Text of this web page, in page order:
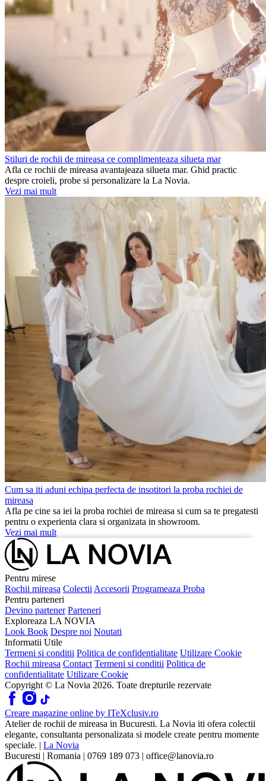
Stiluri de rochii de mireasa ce complimenteaza silueta mar
Afla ce rochii de mireasa avantajeaza silueta mar. Ghid practic
despre croieli, probe si personalizare la La Novia.
Vezi mai mult
Cum sa iti aduni echipa perfecta de insotitori la proba rochiei de
mireasa
Afla pe cine sa iei la proba rochiei de mireasa si cum sa te pregatesti
pentru o experienta clara si organizata in showroom.
Vezi mai mult
Pentru mirese
Rochii mireasa ColectiiAccesorii Programeaza Proba
Pentru parteneri
Devino partener Parteneri
Exploreaza LA NOVIA
Look Book Despre noi Noutati
Informatii Utile
Termeni si conditii Politica de confidentialitate Utilizare Cookie
Rochii mireasa Contact Termeni si conditii Politica de
confidentialitate Utilizare Cookie
Copyright © La Novia 2026. Toate drepturile rezervate
Creare magazine online by ITeXclusiv.ro
Atelier de rochii de mireasa in Bucuresti. La Novia iti ofera colectii
elegante, consultanta personalizata si modele create pentru momente
speciale. | La Novia
Bucuresti | Romania | 0769 189 073 | office@lanovia.ro